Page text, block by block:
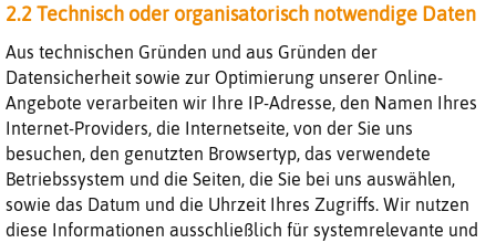
2.2 Technisch oder organisatorisch notwendige Daten
Aus technischen Gründen und aus Gründen der
Datensicherheit sowie zur Optimierung unserer Online-
Angebote verarbeiten wir Ihre IP-Adresse, den Namen Ihres
Internet-Providers, die Internetseite, von der Sie uns
besuchen, den genutzten Browsertyp, das verwendete
Betriebssystem und die Seiten, die Sie bei uns auswählen,
sowie das Datum und die Uhrzeit Ihres Zugriffs. Wir nutzen
diese Informationen ausschließlich für systemrelevante und